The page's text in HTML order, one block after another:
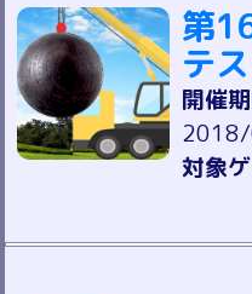
第
テ
開催
対象